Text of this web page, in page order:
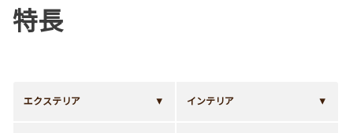
特長
エクステリア インテリア